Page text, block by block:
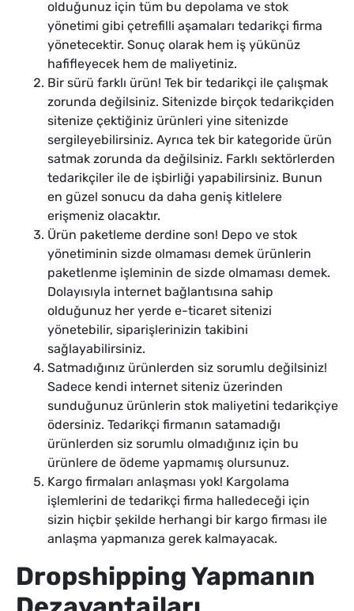
olduğunuz için tüm bu depolama ve stok
yönetimi gibi çetrefilli aşamaları tedarikçi firma
yönetecektir. Sonuç olarak hem iş yükünüz
hafifleyecek hem de maliyetiniz.
Bir sürü farklı ürün! Tek bir tedarikçi ile çalışmak
zorunda değilsiniz. Sitenizde birçok tedarikçiden
sitenize çektiğiniz ürünleri yine sitenizde
sergileyebilirsiniz. Ayrıca tek bir kategoride ürün
satmak zorunda da değilsiniz. Farklı sektörlerden
tedarikçiler ile de işbirliği yapabilirsiniz. Bunun
en güzel sonucu da daha geniş kitlelere
erişmeniz olacaktır.
Ürün paketleme derdine son! Depo ve stok
yönetiminin sizde olmaması demek ürünlerin
paketlenme işleminin de sizde olmaması demek.
Dolayısıyla internet bağlantısına sahip
olduğunuz her yerde e-ticaret sitenizi
yönetebilir, siparişlerinizin takibini
sağlayabilirsiniz.
Satmadığınız ürünlerden siz sorumlu değilsiniz!
Sadece kendi internet siteniz üzerinden
sunduğunuz ürünlerin stok maliyetini tedarikçiye
ödersiniz. Tedarikçi firmanın satamadığı
ürünlerden siz sorumlu olmadığınız için bu
ürünlere de ödeme yapmamış olursunuz.
Kargo firmaları anlaşması yok! Kargolama
işlemlerini de tedarikçi firma halledeceği için
sizin hiçbir şekilde herhangi bir kargo firması ile
anlaşma yapmanıza gerek kalmayacak.
Dropshipping Yapmanın